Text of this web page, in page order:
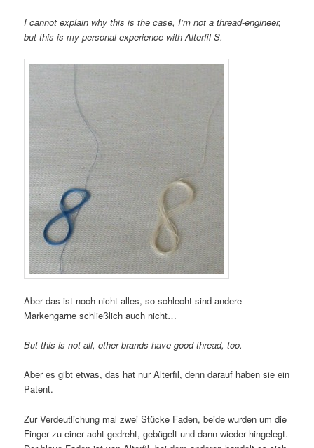
I cannot explain why this is the case, I’m not a thread-engineer,
but this is my personal experience with Alterfil S.
Aber das ist noch nicht alles, so schlecht sind andere
Markengarne schließlich auch nicht…
But this is not all, other brands have good thread, too.
Aber es gibt etwas, das hat nur Alterfil, denn darauf haben sie ein
Patent.
Zur Verdeutlichung mal zwei Stücke Faden, beide wurden um die
Finger zu einer acht gedreht, gebügelt und dann wieder hingelegt.